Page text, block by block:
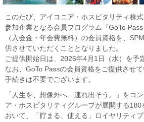
このたび、アイコニア・ホスピタリティ株
参加企業となる会員プログラム『GoTo Pass
（入会金・年会費無料）の会員資格を、
供させていただくこととなりました。
ご提供開始日は、2026年4月1日（水）を予
なお、GoTo Passの会員資格をご提供させ
手続きは不要でございます。
「人生を、想像外へ、連れ出そう。」をコ
ア・ホスピタリティグループが展開する180
おいて、「貯まる、使える」ロイヤリティ